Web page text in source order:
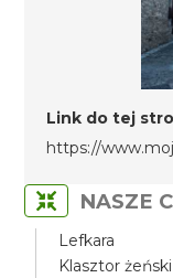
Link do tej
https://
NASZE
Lefkara
Klasztor żeński